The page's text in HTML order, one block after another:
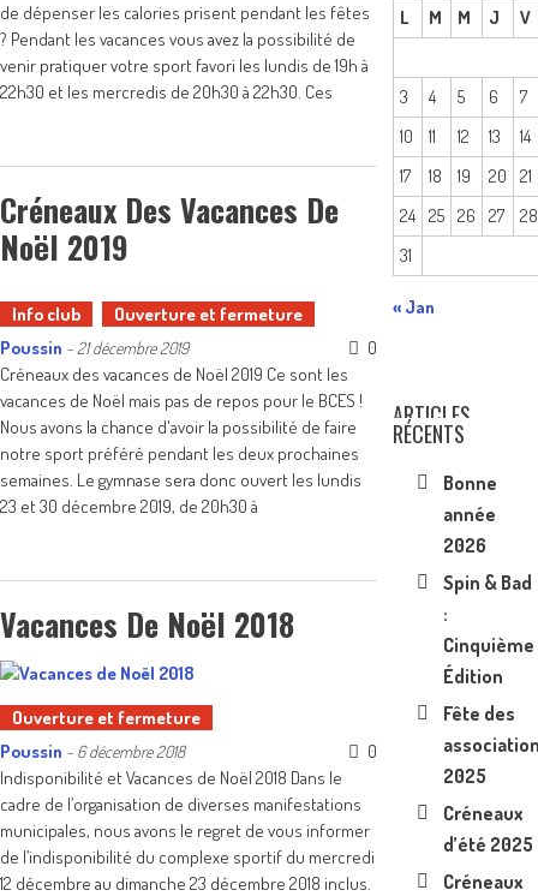
de dépenser les calories prisent pendant les fêtes
? Pendant les vacances vous avez la possibilité de
venir pratiquer votre sport favori les lundis de 19h à
22h30 et les mercredis de 20h30 à 22h30. Ces
Créneaux Des Vacances De
Noël 2019
Info club
Ouverture et fermeture
Poussin - 21 décembre 2019
0
Créneaux des vacances de Noël 2019 Ce sont les
vacances de Noël mais pas de repos pour le BCES !
Nous avons la chance d'avoir la possibilité de faire
notre sport préféré pendant les deux prochaines
semaines. Le gymnase sera donc ouvert les lundis
23 et 30 décembre 2019, de 20h30 à
Vacances De Noël 2018
Ouverture et fermeture
Poussin - 6 décembre 2018
0
Indisponibilité et Vacances de Noël 2018 Dans le
cadre de l’organisation de diverses manifestations
municipales, nous avons le regret de vous informer
de l’indisponibilité du complexe sportif du mercredi
12 décembre au dimanche 23 décembre 2018 inclus.
L
M M J V
3 4 5 6
7
10
11 12 13
14
17
18 19 20
21
24 25 26 27
28
31
« Jan
ARTICLES
RÉCENTS
Bonne
année
2026
Spin & Bad
:
Cinquième
Édition
Fête des
2025
Créneaux
d’été 2025
Créneaux